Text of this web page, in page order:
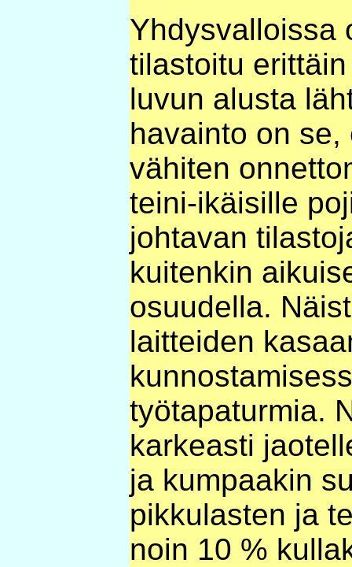
Yhdysvalloissa
tilastoitu
luvun alusta
havainto on
vähiten
teini-ikäisille
johtavan
kuitenkin
osuudella.
laitteiden
työtapaturmia.
karkeasti
ja kumpaakin
pikkulasten ja
noin 10 %